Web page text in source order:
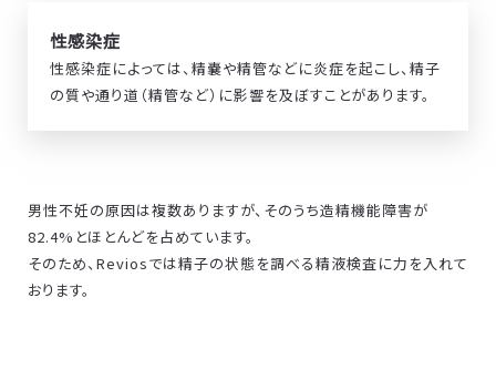
性感染症
性感染症によっては、精嚢や精管などに炎症を起こし、精子
の質や通り道（精管など）に影響を及ぼすことがあります。
男性不妊の原因は複数ありますが、そのうち造精機能障害が
82.4%とほとんどを占めています。
そのため、Reviosでは精子の状態を調べる精液検査に力を入れて
おります。